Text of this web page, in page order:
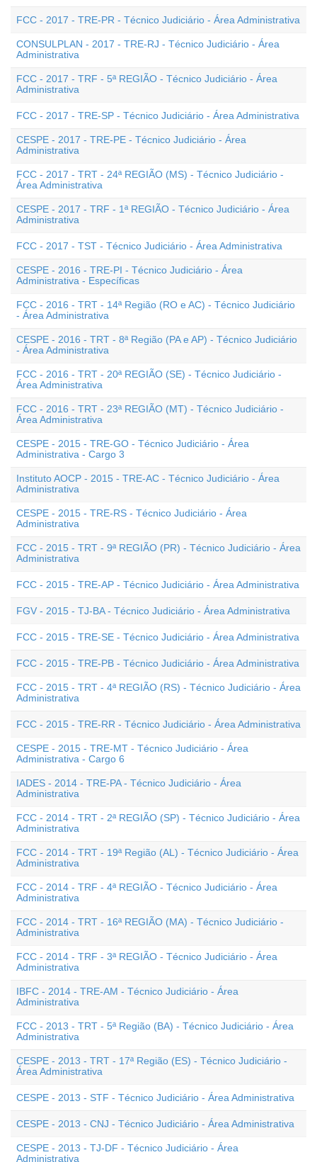
FCC - 2017 - TRE-PR - Técnico Judiciário - Área Administrativa
CONSULPLAN - 2017 - TRE-RJ - Técnico Judiciário - Área
Administrativa
FCC - 2017 - TRF - 5ª REGIÃO - Técnico Judiciário - Área
Administrativa
FCC - 2017 - TRE-SP - Técnico Judiciário - Área Administrativa
CESPE - 2017 - TRE-PE - Técnico Judiciário - Área
Administrativa
FCC - 2017 - TRT - 24ª REGIÃO (MS) - Técnico Judiciário -
Área Administrativa
CESPE - 2017 - TRF - 1ª REGIÃO - Técnico Judiciário - Área
Administrativa
FCC - 2017 - TST - Técnico Judiciário - Área Administrativa
CESPE - 2016 - TRE-PI - Técnico Judiciário - Área
Administrativa - Específicas
FCC - 2016 - TRT - 14ª Região (RO e AC) - Técnico Judiciário
- Área Administrativa
CESPE - 2016 - TRT - 8ª Região (PA e AP) - Técnico Judiciário
- Área Administrativa
FCC - 2016 - TRT - 20ª REGIÃO (SE) - Técnico Judiciário -
Área Administrativa
FCC - 2016 - TRT - 23ª REGIÃO (MT) - Técnico Judiciário -
Área Administrativa
CESPE - 2015 - TRE-GO - Técnico Judiciário - Área
Administrativa - Cargo 3
Instituto AOCP - 2015 - TRE-AC - Técnico Judiciário - Área
Administrativa
CESPE - 2015 - TRE-RS - Técnico Judiciário - Área
Administrativa
FCC - 2015 - TRT - 9ª REGIÃO (PR) - Técnico Judiciário - Área
Administrativa
FCC - 2015 - TRE-AP - Técnico Judiciário - Área Administrativa
FGV - 2015 - TJ-BA - Técnico Judiciário - Área Administrativa
FCC - 2015 - TRE-SE - Técnico Judiciário - Área Administrativa
FCC - 2015 - TRE-PB - Técnico Judiciário - Área Administrativa
FCC - 2015 - TRT - 4ª REGIÃO (RS) - Técnico Judiciário - Área
Administrativa
FCC - 2015 - TRE-RR - Técnico Judiciário - Área Administrativa
CESPE - 2015 - TRE-MT - Técnico Judiciário - Área
Administrativa - Cargo 6
IADES - 2014 - TRE-PA - Técnico Judiciário - Área
Administrativa
FCC - 2014 - TRT - 2ª REGIÃO (SP) - Técnico Judiciário - Área
Administrativa
FCC - 2014 - TRT - 19ª Região (AL) - Técnico Judiciário - Área
Administrativa
FCC - 2014 - TRF - 4ª REGIÃO - Técnico Judiciário - Área
Administrativa
FCC - 2014 - TRT - 16ª REGIÃO (MA) - Técnico Judiciário -
Administrativa
FCC - 2014 - TRF - 3ª REGIÃO - Técnico Judiciário - Área
Administrativa
IBFC - 2014 - TRE-AM - Técnico Judiciário - Área
Administrativa
FCC - 2013 - TRT - 5ª Região (BA) - Técnico Judiciário - Área
Administrativa
CESPE - 2013 - TRT - 17ª Região (ES) - Técnico Judiciário -
Área Administrativa
CESPE - 2013 - STF - Técnico Judiciário - Área Administrativa
CESPE - 2013 - CNJ - Técnico Judiciário - Área Administrativa
CESPE - 2013 - TJ-DF - Técnico Judiciário - Área
Administrativa